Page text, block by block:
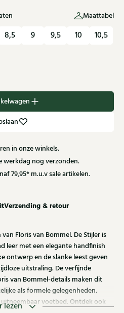
Maattabel
8,5 9 9,5 10
10,5
in onze winkels.
werkdag nog verzonden.
79,95* m.u.v sale artikelen.
Verzending & retour
Floris van Bommel. De Stijler is
leer met een elegante handfinish
ontwerp en de slanke leest geven
uitstraling. De verfijnde
van Bommel-details maken dit
als formele gelegenheden.
voetbed. Ontdek ook
lezen